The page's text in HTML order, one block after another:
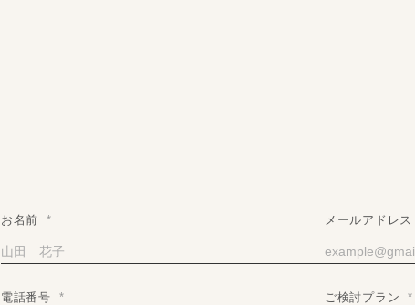
お名前 * メールアドレ
電話番号 * ご検討プラン *